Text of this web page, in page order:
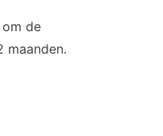
de
maanden.